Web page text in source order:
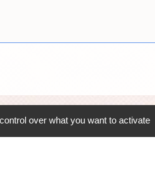
over what you want to activate